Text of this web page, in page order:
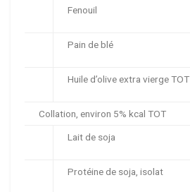
Fenouil
Pain de blé
Huile d’olive extra vierge TOT
Collation, environ 5% kcal TOT
Lait de soja
Protéine de soja, isolat